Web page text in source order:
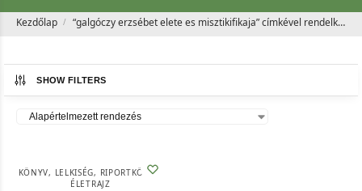
Kezdőlap / “galgóczy erzsébet elete es misztikifikaja” címkével rendelkező termékek
SHOW FILTERS
KÖNYV, LELKISÉG, RIPORTKÖTET,
ÉLETRAJZ